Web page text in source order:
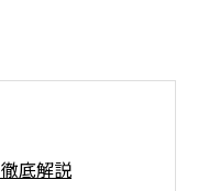
底解説